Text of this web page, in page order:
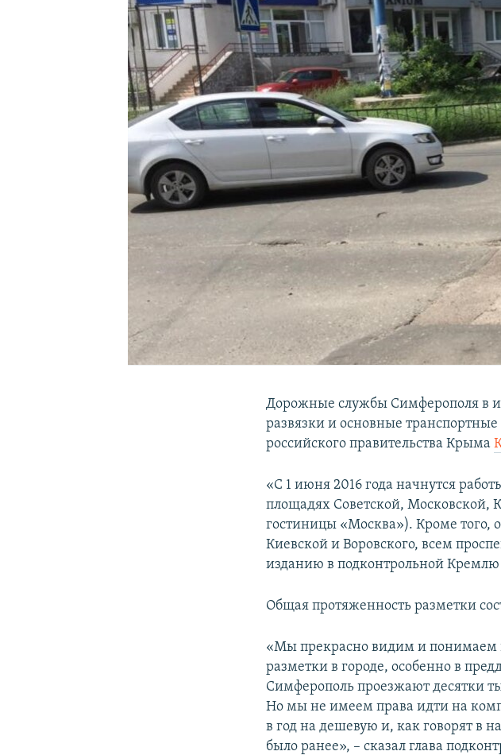
КРЫМ.НЕПОКОРЕННЫЙ
УКРАИНСКАЯ ПРОБЛЕМА КРЫМА
Дорожные службы Симферополя в
развязки и основные
российского правительства Крыма
«С 1 июня 2016 года начнутся
площадях Советской, Московской,
гостиницы «Москва»). Кроме того,
Киевской и Воровского, всем
изданию в подконтрольной
Общая протяженность разметки
«Мы прекрасно видим и понимаем
разметки в городе, особенно в
Симферополь проезжают десятки
Но мы не имеем права идти на
в год на дешевую и, как говорят в
было ранее», – сказал глава